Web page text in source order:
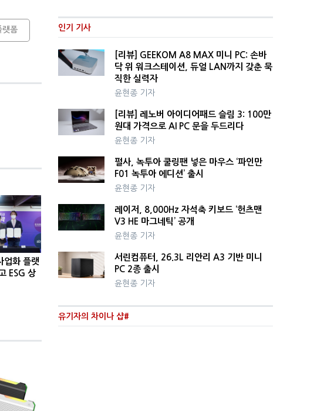
랫폼
업화 플랫
ESG 상
인기 기사
[리뷰] GEEKOM A8 MAX 미니 PC: 손바
닥 위 워크스테이션, 듀얼 LAN까지 갖춘 묵
직한 실력자
윤현종 기자
[리뷰] 레노버 아이디어패드 슬림 3: 100만
원대 가격으로 AI PC 문을 두드리다
윤현종 기자
펄사, 녹투아 쿨링팬 넣은 마우스 ‘파인만
F01 녹투아 에디션’ 출시
윤현종 기자
레이저, 8,000Hz 자석축 키보드 ‘헌츠맨
V3 HE 마그네틱’ 공개
윤현종 기자
서린컴퓨터, 26.3L 리안리 A3 기반 미니
PC 2종 출시
윤현종 기자
유기자의 차이나 샵#